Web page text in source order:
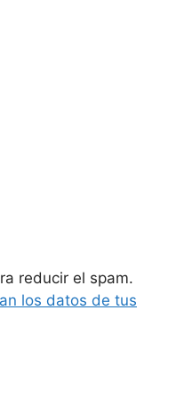
reducir el spam.
los datos de tus